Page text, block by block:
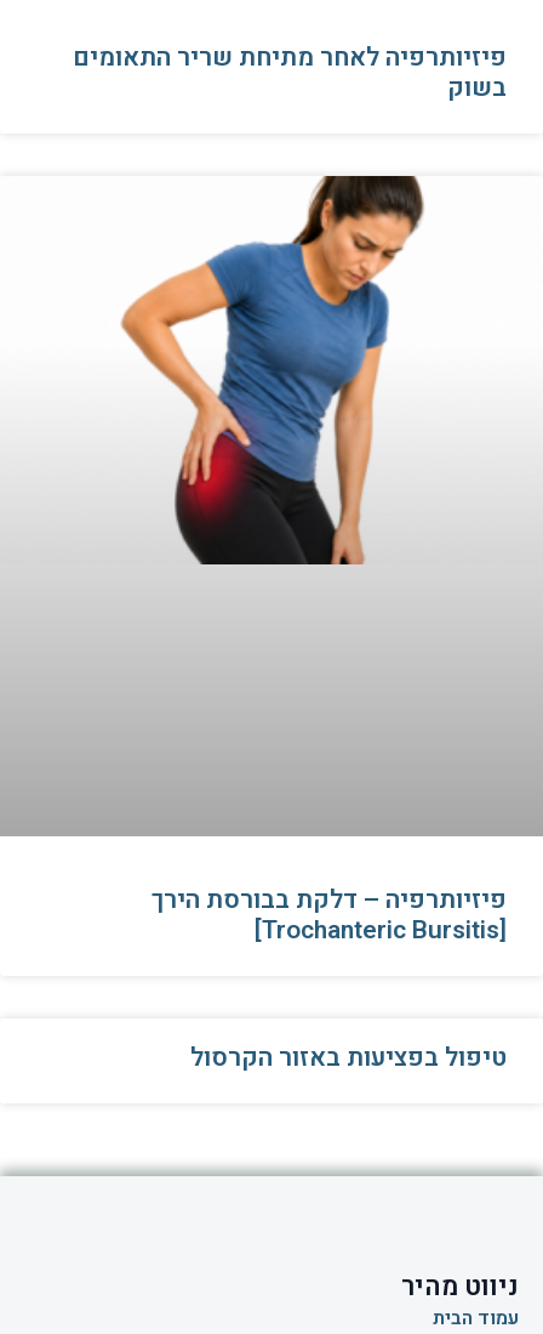
פיזיותרפיה לאחר מתיחת שריר התאומים
בשוק
פיזיותרפיה – דלקת בבורסת הירך
[Trochanteric Bursitis]
טיפול בפציעות באזור הקרסול
ניווט מהיר
עמוד הבית